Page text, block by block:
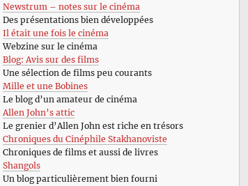
Newstrum – notes sur le cinéma
Des présentations bien développées
Il était une fois le cinéma
Webzine sur le cinéma
Blog: Avis sur des films
Une sélection de films peu courants
Mille et une Bobines
Le blog d’un amateur de cinéma
Allen John’s attic
Le grenier d’Allen John est riche en trésors
Chroniques du Cinéphile Stakhanoviste
Chroniques de films et aussi de livres
Shangols
Un blog particulièrement bien fourni